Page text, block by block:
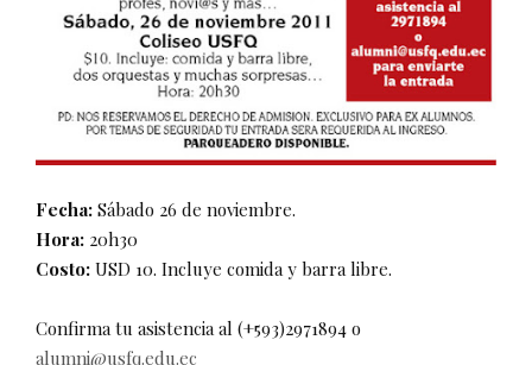
Fecha: Sábado 26 de noviembre.
Hora: 20h30
Costo: USD 10. Incluye comida y barra libre.
Confirma tu asistencia al (+593)2971894 o
alumni@usfq.edu.ec